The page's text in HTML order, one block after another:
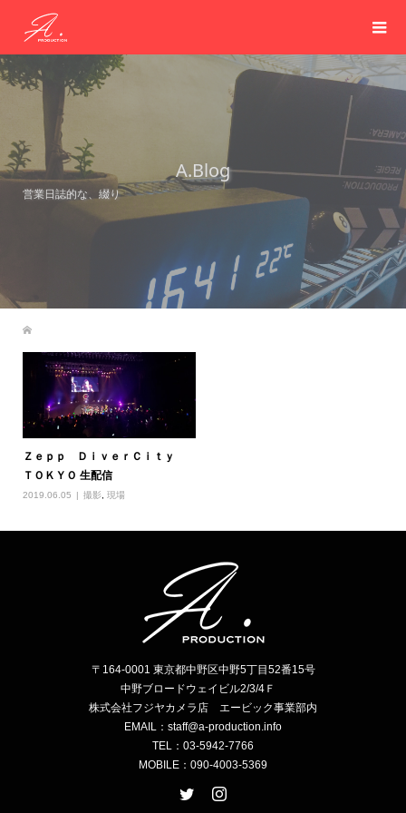
A.Blog
営業日誌的な、綴り
Ｚｅｐｐ ＤｉｖｅｒＣｉｔｙ
ＴＯＫＹＯ 生配信
2019.06.05 撮影, 現場
〒164-0001 東京都中野区中野5丁目52番15号
中野ブロードウェイビル2/3/4Ｆ
株式会社フジヤカメラ店 エービック事業部内
EMAIL：staff@a-production.info
TEL：03-5942-7766
MOBILE：090-4003-5369